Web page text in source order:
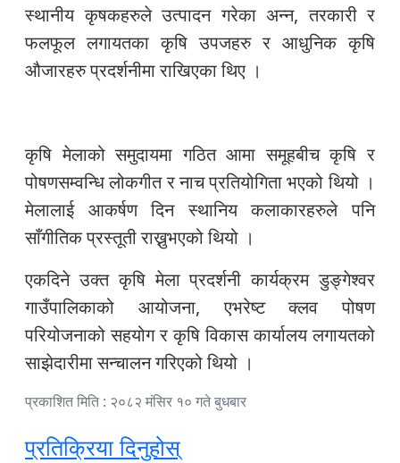
स्थानीय कृषकहरुले उत्पादन गरेका अन्न, तरकारी र
फलफूल लगायतका कृषि उपजहरु र आधुनिक कृषि
औजारहरु प्रदर्शनीमा राखिएका थिए ।
कृषि मेलाको समुदायमा गठित आमा समूहबीच कृषि र
पोषणसम्वन्धि लोकगीत र नाच प्रतियोगिता भएको थियो ।
मेलालाई आकर्षण दिन स्थानिय कलाकारहरुले पनि
साँगीतिक प्रस्तूती राख्नुभएको थियो ।
एकदिने उक्त कृषि मेला प्रदर्शनी कार्यक्रम डुङ्गेश्वर
गाउँपालिकाको आयोजना, एभरेष्ट क्लव पोषण
परियोजनाको सहयोग र कृषि विकास कार्यालय लगायतको
साझेदारीमा सन्चालन गरिएको थियो ।
प्रकाशित मिति : २०८२ मंसिर १० गते बुधबार
प्रतिक्रिया दिनुहोस्